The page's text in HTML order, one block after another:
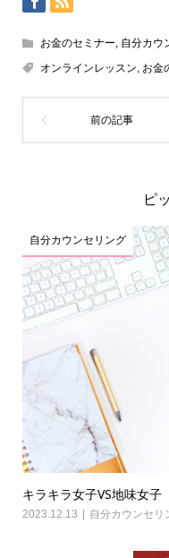
お金のセミナー 自分カウ
オンラインレッスン お金
ピ
自分カウンセリング
キラキラ女子VS地味女
2023.12.13 自分カウンセリ